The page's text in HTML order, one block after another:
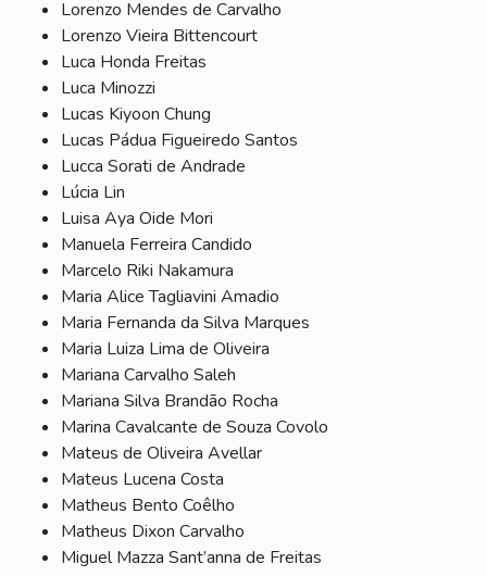
Lorenzo Mendes de Carvalho
Lorenzo Vieira Bittencourt
Luca Honda Freitas
Luca Minozzi
Lucas Kiyoon Chung
Lucas Pádua Figueiredo Santos
Lucca Sorati de Andrade
Lúcia Lin
Luisa Aya Oide Mori
Manuela Ferreira Candido
Marcelo Riki Nakamura
Maria Alice Tagliavini Amadio
Maria Fernanda da Silva Marques
Maria Luiza Lima de Oliveira
Mariana Carvalho Saleh
Mariana Silva Brandão Rocha
Marina Cavalcante de Souza Covolo
Mateus de Oliveira Avellar
Mateus Lucena Costa
Matheus Bento Coêlho
Matheus Dixon Carvalho
Miguel Mazza Sant’anna de Freitas